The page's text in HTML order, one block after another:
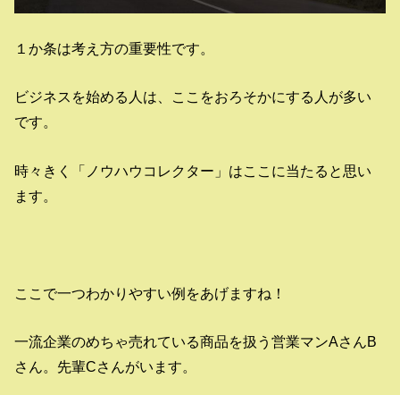
１か条は考え方の重要性です。
ビジネスを始める人は、ここをおろそかにする人が多い
です。
時々きく「ノウハウコレクター」はここに当たると思い
ます。
ここで一つわかりやすい例をあげますね！
一流企業のめちゃ売れている商品を扱う営業マンAさんB
さん。先輩Cさんがいます。